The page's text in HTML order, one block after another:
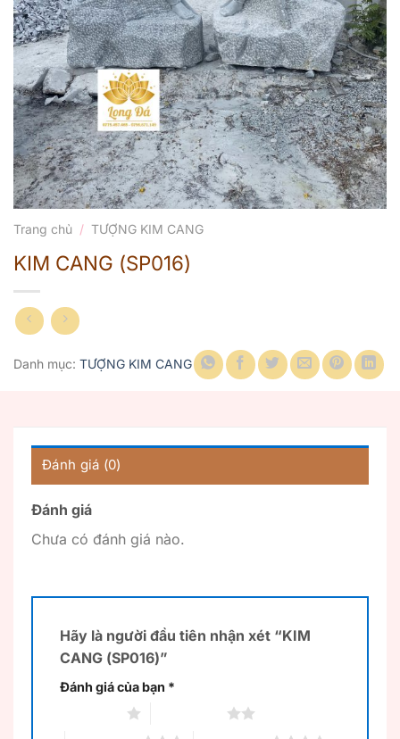
Trang chủ / TƯỢNG KIM CANG
KIM CANG (SP016)
Danh mục: TƯỢNG KIM CANG
Đánh giá (0)
Đánh giá
Chưa có đánh giá nào.
Hãy là người đầu tiên nhận xét “KIM
CANG (SP016)”
Đánh giá của bạn *